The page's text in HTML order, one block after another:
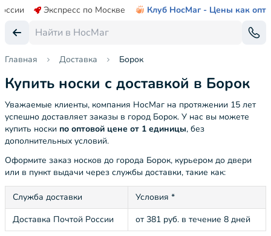
Экспресс по Москве Клуб НосМаг - Цены как опт
Главная Доставка Борок
Купить носки с доставкой в Борок
Уважаемые клиенты, компания НосМаг на протяжении 15 лет
успешно доставляет заказы в город Борок. У нас вы можете
купить носки по оптовой цене от 1 единицы, без
дополнительных условий.
Оформите заказ носков до города Борок, курьером до двери
или в пункт выдачи через службы доставки, такие как:
Служба доставки
Условия *
Доставка Почтой России
от 381 руб. в течение 8 дней